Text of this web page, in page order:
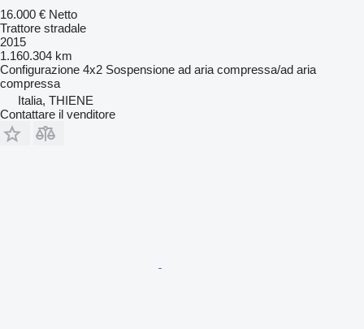
16.000 € Netto
Trattore stradale
2015
1.160.304 km
Configurazione 4x2 Sospensione ad aria compressa/ad aria
compressa
Italia, THIENE
Contattare il venditore